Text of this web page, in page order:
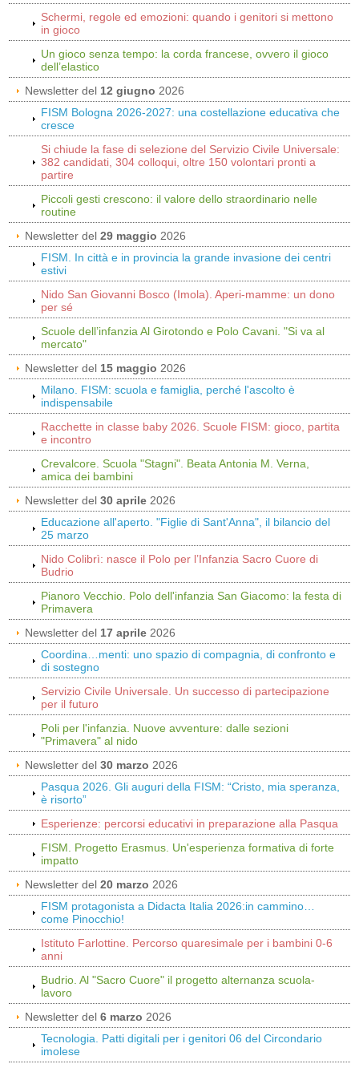
Schermi, regole ed emozioni: quando i genitori si mettono
in gioco
Un gioco senza tempo: la corda francese, ovvero il gioco
dell’elastico
Newsletter del 12 giugno 2026
FISM Bologna 2026-2027: una costellazione educativa che
cresce
Si chiude la fase di selezione del Servizio Civile Universale:
382 candidati, 304 colloqui, oltre 150 volontari pronti a
partire
Piccoli gesti crescono: il valore dello straordinario nelle
routine
Newsletter del29 maggio 2026
FISM. In città e in provincia la grande invasione dei centri
estivi
Nido San Giovanni Bosco (Imola). Aperi-mamme: un dono
per sé
Scuole dell’infanzia Al Girotondo e Polo Cavani. "Si va al
mercato"
Newsletter del 15 maggio 2026
Milano. FISM: scuola e famiglia, perché l'ascolto è
indispensabile
Racchette in classe baby 2026. Scuole FISM: gioco, partita
e incontro
Crevalcore. Scuola "Stagni". Beata Antonia M. Verna,
amica dei bambini
Newsletter del30 aprile 2026
Educazione all'aperto. "Figlie di Sant'Anna", il bilancio del
25 marzo
Nido Colibrì: nasce il Polo per l’Infanzia Sacro Cuore di
Budrio
Pianoro Vecchio. Polo dell'infanzia San Giacomo: la festa di
Primavera
Newsletter del 17 aprile 2026
Coordina…menti: uno spazio di compagnia, di confronto e
di sostegno
Servizio Civile Universale. Un successo di partecipazione
per il futuro
Poli per l'infanzia. Nuove avventure: dalle sezioni
"Primavera" al nido
Newsletter del30 marzo 2026
Pasqua 2026. Gli auguri della FISM: “Cristo, mia speranza,
è risorto”
Esperienze: percorsi educativi in preparazione alla Pasqua
FISM. Progetto Erasmus. Un'esperienza formativa di forte
impatto
Newsletter del20 marzo 2026
FISM protagonista a Didacta Italia 2026:in cammino…
come Pinocchio!
Istituto Farlottine. Percorso quaresimale per i bambini 0-6
anni
Budrio. Al "Sacro Cuore" il progetto alternanza scuola-
lavoro
Newsletter del6 marzo 2026
Tecnologia. Patti digitali per i genitori 06 del Circondario
imolese